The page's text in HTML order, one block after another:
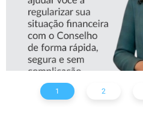
1 2